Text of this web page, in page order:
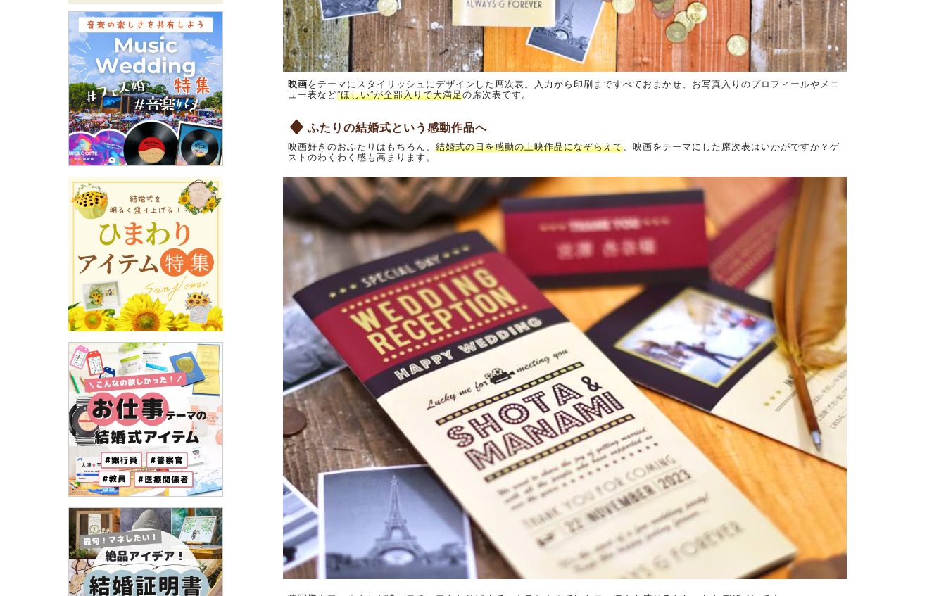
映画をテーマにスタイリッシュにデザインした席次表。入力から印刷まですべておまかせ、お写真入りのプロフィールやメニ
ュー表など”ほしい”が全部入りで大満足の席次表です。
ふたりの結婚式という感動作品へ
映画好きのおふたりはもちろん、 結婚式の日を感動の上映作品になぞらえて、映画をテーマにした席次表はいかがですか？ゲ
ストのわくわく感も高まります。